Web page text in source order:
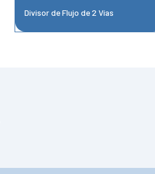
Divisor de Flujo de 2 Vías